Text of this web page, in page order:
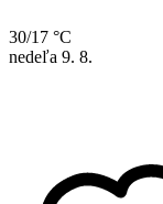
30/17 °C
nedeľa 9. 8.